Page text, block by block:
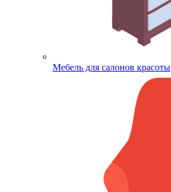
Мебель для салонов красоты